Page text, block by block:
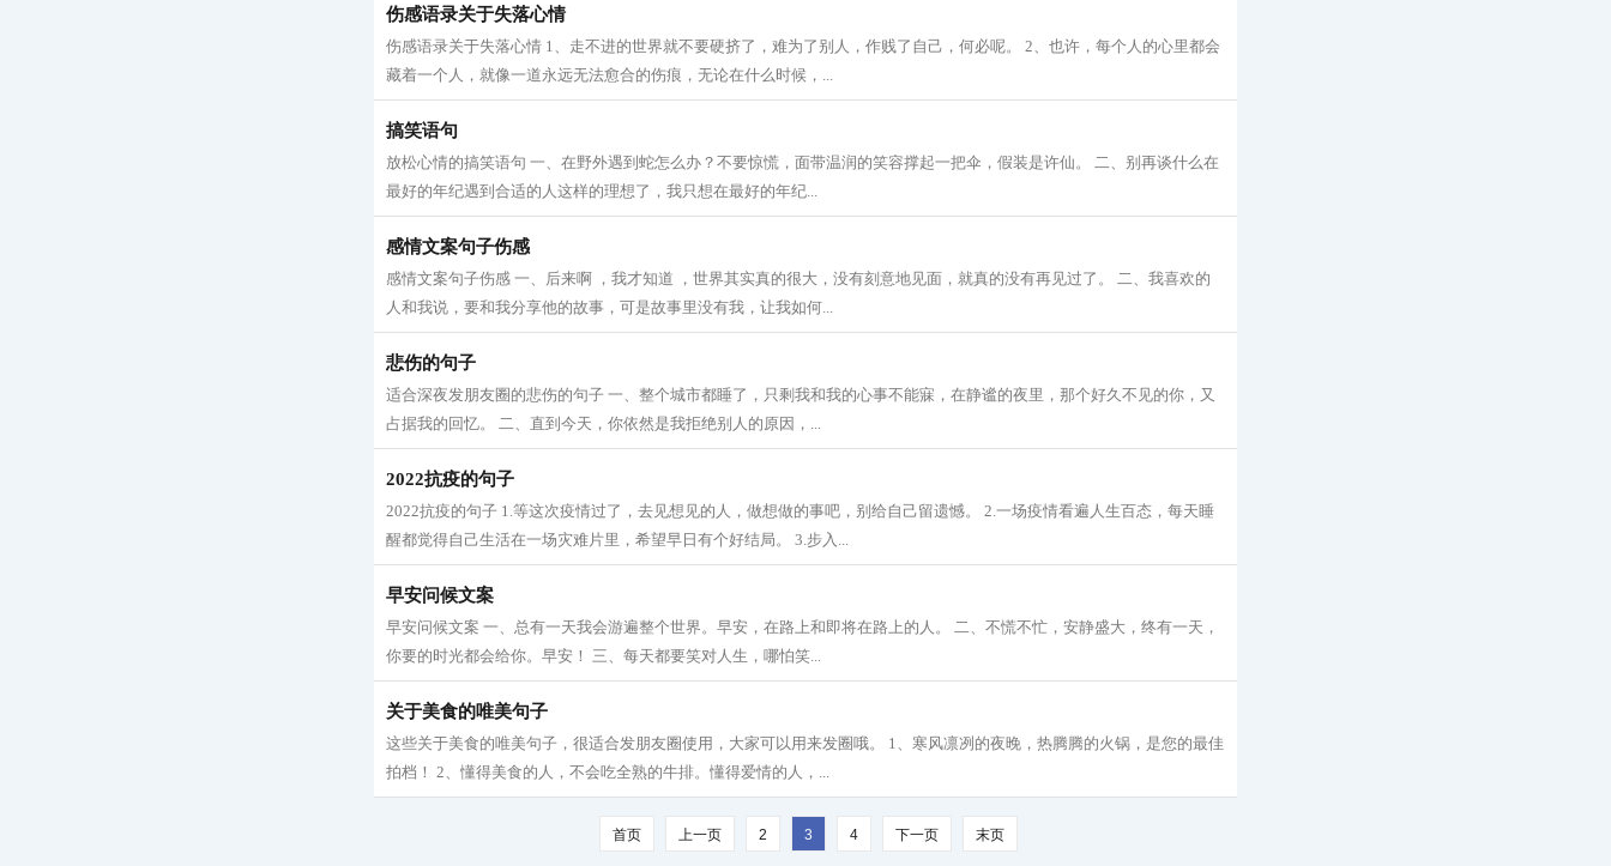
伤感语录关于失落心情
伤感语录关于失落心情 1、走不进的世界就不要硬挤了，难为了别人，作贱了自己，何必呢。 2、也许，每个人的心里都会
藏着一个人，就像一道永远无法愈合的伤痕，无论在什么时候，...
搞笑语句
放松心情的搞笑语句 一、在野外遇到蛇怎么办？不要惊慌，面带温润的笑容撑起一把伞，假装是许仙。 二、别再谈什么在
最好的年纪遇到合适的人这样的理想了，我只想在最好的年纪...
感情文案句子伤感
感情文案句子伤感 一、后来啊 ，我才知道 ，世界其实真的很大，没有刻意地见面，就真的没有再见过了。 二、我喜欢的
人和我说，要和我分享他的故事，可是故事里没有我，让我如何...
悲伤的句子
适合深夜发朋友圈的悲伤的句子 一、整个城市都睡了，只剩我和我的心事不能寐，在静谧的夜里，那个好久不见的你，又
占据我的回忆。 二、直到今天，你依然是我拒绝别人的原因，...
2022抗疫的句子
2022抗疫的句子 1.等这次疫情过了，去见想见的人，做想做的事吧，别给自己留遗憾。 2.一场疫情看遍人生百态，每天睡
醒都觉得自己生活在一场灾难片里，希望早日有个好结局。 3.步入...
早安问候文案
早安问候文案 一、总有一天我会游遍整个世界。早安，在路上和即将在路上的人。 二、不慌不忙，安静盛大，终有一天，
你要的时光都会给你。早安！ 三、每天都要笑对人生，哪怕笑...
关于美食的唯美句子
这些关于美食的唯美句子，很适合发朋友圈使用，大家可以用来发圈哦。 1、寒风凛冽的夜晚，热腾腾的火锅，是您的最佳
拍档！ 2、懂得美食的人，不会吃全熟的牛排。懂得爱情的人，...
首页 上一页 2 3 4 下一页 末页